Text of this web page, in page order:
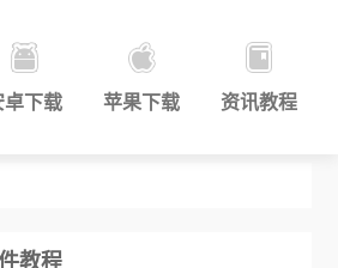
卓下载 苹果下载 资讯教程
教程